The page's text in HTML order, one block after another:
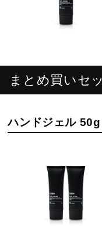
まとめ買いセ
ハンドジェル 50g